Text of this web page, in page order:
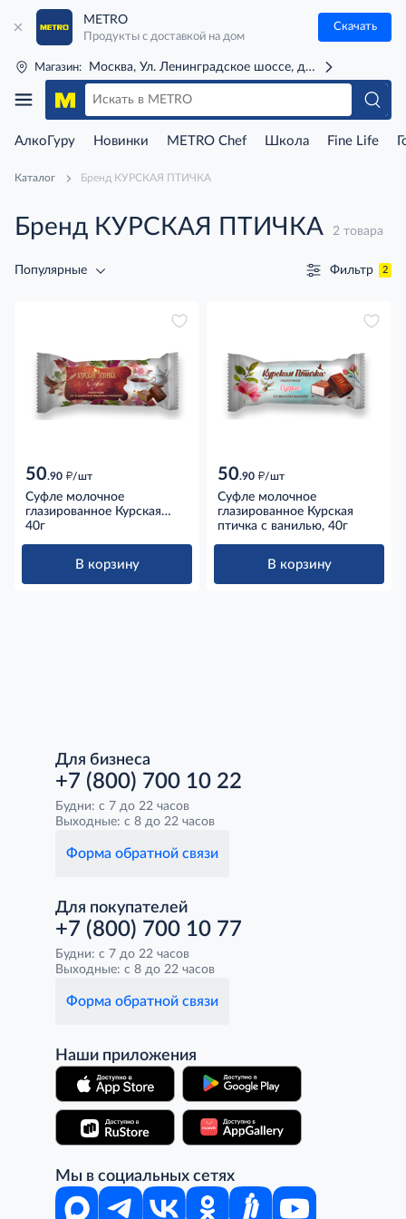
METRO
Продукты с доставкой на дом
Скачать
Магазин: Москва, Ул. Ленинградское шоссе, д. 71Г (м. Речной
АлкоГуру Новинки METRO Chef Школа Fine Life
Каталог Бренд КУРСКАЯ ПТИЧКА
Бренд КУРСКАЯ ПТИЧКА 2 товара
Популярные Фильтр 2
50.90 д/шт
Суфле молочное
глазированное Курская
птичка с вареным
40г
В корзину
50.90 д/шт
Суфле молочное
глазированное Курская
птичка с ванилью, 40г
В корзину
Для бизнеса
+7 (800) 700 10 22
Будни: с 7 до 22 часов
Выходные: с 8 до 22 часов
Форма обратной связи
Для покупателей
+7 (800) 700 10 77
Будни: с 7 до 22 часов
Выходные: с 8 до 22 часов
Форма обратной связи
Наши приложения
Мы в социальных сетях